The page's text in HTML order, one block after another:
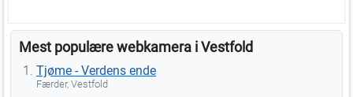
Mest populære webkamera i Vestfold
Tjøme - Verdens ende
Færder, Vestfold